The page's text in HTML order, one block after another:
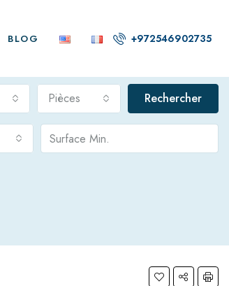
BLOG +972546902735
Pièces Rechercher